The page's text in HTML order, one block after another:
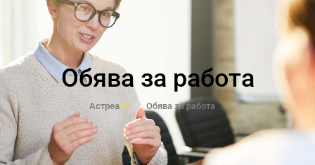
Обява за работа
Астреа Обява за работа